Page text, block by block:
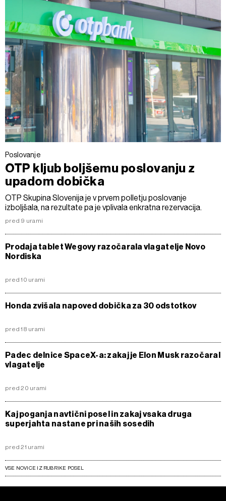
Poslovanje
OTP kljub boljšemu poslovanju z
upadom dobička
OTP Skupina Slovenija je v prvem polletju poslovanje
izboljšala, na rezultate pa je vplivala enkratna rezervacija.
pred 9 urami
Prodaja tablet Wegovy razočarala vlagatelje Novo
Nordiska
pred 10 urami
Honda zvišala napoved dobička za 30 odstotkov
pred 18 urami
Padec delnice SpaceX-a: zakaj je Elon Musk razočaral
vlagatelje
pred 20 urami
Kaj poganja navtični posel in zakaj vsaka druga
superjahta nastane pri naših sosedih
pred 21 urami
VSE NOVICE IZ RUBRIKE POSEL